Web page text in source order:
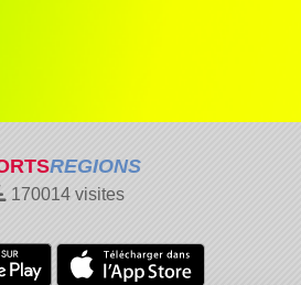
REGIONS
170014 visites